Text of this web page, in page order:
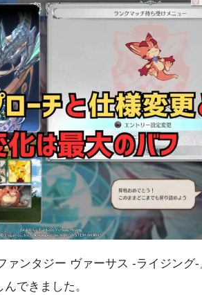
ンタジー ヴァーサス -ライジング
できました。